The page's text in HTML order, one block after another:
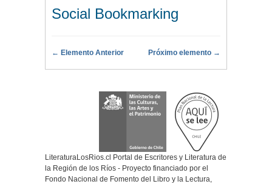
Social Bookmarking
← Elemento Anterior Próximo elemento →
LiteraturaLosRios.cl Portal de Escritores y Literatura de
la Región de los Ríos - Proyecto financiado por el
Fondo Nacional de Fomento del Libro y la Lectura,